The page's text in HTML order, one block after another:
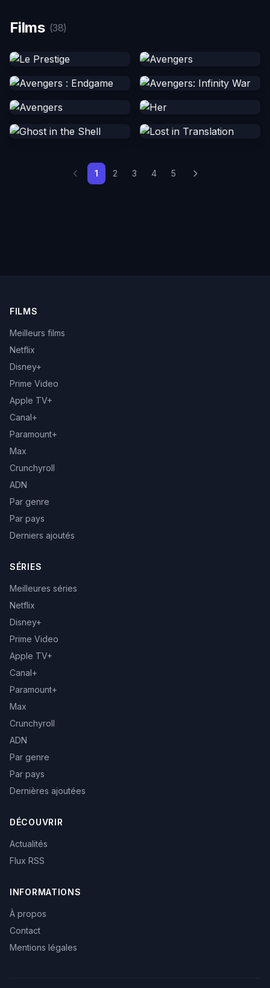
Films (38)
1 2 3 4 5
FILMS
Meilleurs films
Netflix
Disney+
Prime Video
Apple TV+
Canal+
Paramount+
Max
Crunchyroll
ADN
Par genre
Par pays
Derniers ajoutés
SÉRIES
Meilleures séries
Netflix
Disney+
Prime Video
Apple TV+
Canal+
Paramount+
Max
Crunchyroll
ADN
Par genre
Par pays
Dernières ajoutées
DÉCOUVRIR
Actualités
Flux RSS
INFORMATIONS
À propos
Contact
Mentions légales